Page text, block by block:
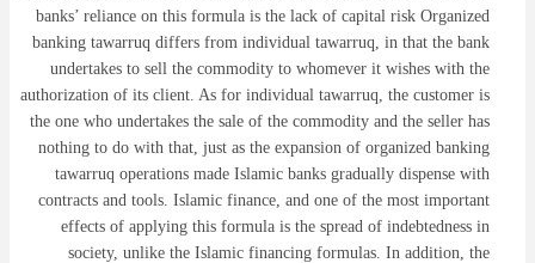
banks’ reliance on this formula is the lack of capital risk Organized
banking tawarruq differs from individual tawarruq, in that the bank
undertakes to sell the commodity to whomever it wishes with the
authorization of its client. As for individual tawarruq, the customer is
the one who undertakes the sale of the commodity and the seller has
nothing to do with that, just as the expansion of organized banking
tawarruq operations made Islamic banks gradually dispense with
contracts and tools. Islamic finance, and one of the most important
effects of applying this formula is the spread of indebtedness in
society, unlike the Islamic financing formulas. In addition, the